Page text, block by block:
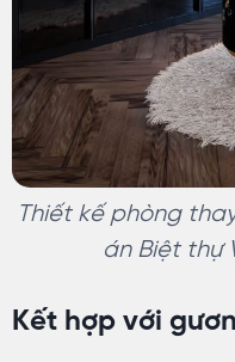
Thiết kế phòng
án Biệt thự
Kết hợp với